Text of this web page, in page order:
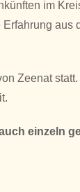
im
Zeenat
einzeln